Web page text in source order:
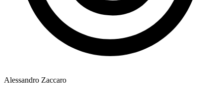
Alessandro Zaccaro